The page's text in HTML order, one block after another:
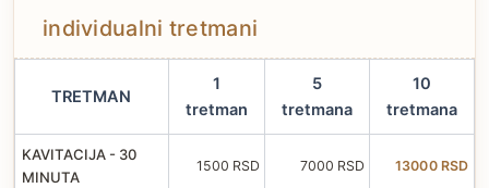
individualni tretmani
TRETMAN
1
tretman
5
tretmana
10
tretmana
KAVITACIJA - 30
MINUTA
1500 RSD 7000 RSD 13000 RSD